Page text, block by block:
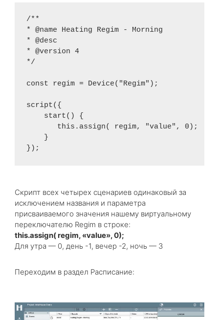
/**
* @name Heating Regim - Morning
* @desc
* @version 4
*/
const regim = Device("Regim");
script({
    start() {
       this.assign( regim, "value", 0);
    }
Скрипт всех четырех сценариев одинаковый за
исключением названия и параметра
присваиваемого значения нашему виртуальному
переключателю Regim в строке:
this.assign( regim, «value», 0);
Для утра — 0, день -1, вечер -2, ночь — 3
Переходим в раздел Расписание: